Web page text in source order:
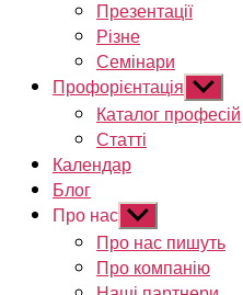
Презентації
Різне
Семінари
Профорієнтація Показати
підменю
Каталог професій
Статті
Календар
Блог
Про нас Показати
підменю
Про нас пишуть
Про компанію